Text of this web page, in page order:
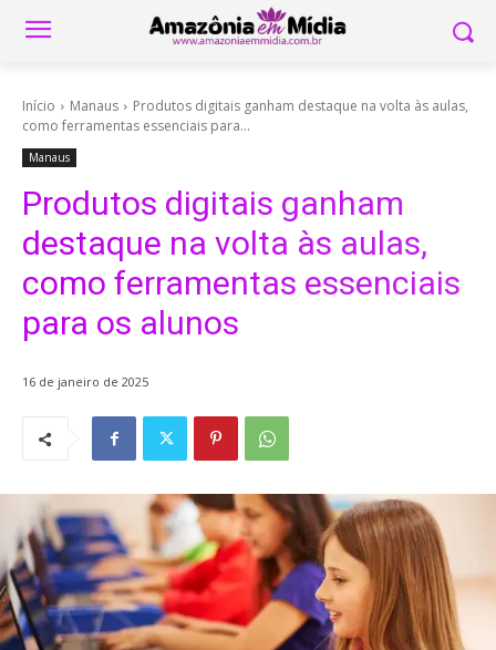
Início Manaus
Produtos digitais ganham destaque na volta às aulas,
como ferramentas essenciais para...
Manaus
Produtos digitais ganham
destaque na volta às aulas,
como ferramentas essenciais
para os alunos
16 de janeiro de 2025